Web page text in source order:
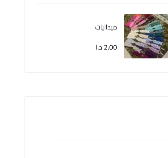
ميداليات
2.00د.ا